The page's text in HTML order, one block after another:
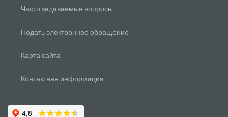
Часто задаваемые вопросы
Подать электронное обращение
Карта сайта
Контактная информация